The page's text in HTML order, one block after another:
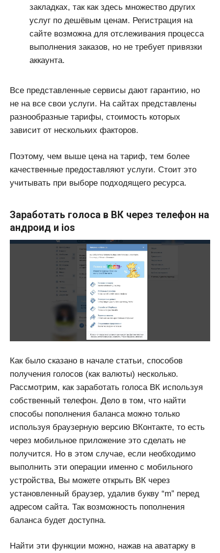
закладках, так как здесь множество других
услуг по дешёвым ценам. Регистрация на
сайте возможна для отслеживания процесса
выполнения заказов, но не требует привязки
аккаунта.
Все представленные сервисы дают гарантию, но
не на все свои услуги. На сайтах представлены
разнообразные тарифы, стоимость которых
зависит от нескольких факторов.
Поэтому, чем выше цена на тариф, тем более
качественные предоставляют услуги. Стоит это
учитывать при выборе подходящего ресурса.
Заработать голоса в ВК через телефон на
андроид и ios
Как было сказано в начале статьи, способов
получения голосов (как валюты) несколько.
Рассмотрим, как заработать голоса ВК используя
собственный телефон. Дело в том, что найти
способы пополнения баланса можно только
используя браузерную версию ВКонтакте, то есть
через мобильное приложение это сделать не
получится. Но в этом случае, если необходимо
выполнить эти операции именно с мобильного
устройства, Вы можете открыть ВК через
установленный браузер, удалив букву “m” перед
адресом сайта. Так возможность пополнения
баланса будет доступна.
Найти эти функции можно, нажав на аватарку в